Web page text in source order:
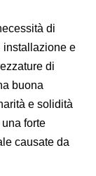
di
installazione e
di
buona
e solidità
forte
causate da